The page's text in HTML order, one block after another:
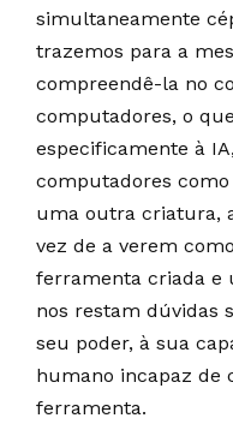
simultaneamente
trazemos para a
compreendê-la no
computadores, o
especificamente à
computadores
uma outra criatura,
vez de a verem
ferramenta criada e
nos restam dúvidas
seu poder, à sua
humano incapaz de
ferramenta.